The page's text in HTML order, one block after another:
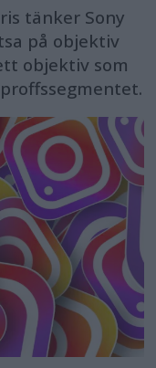
tänker Sony
på objektiv
objektiv som